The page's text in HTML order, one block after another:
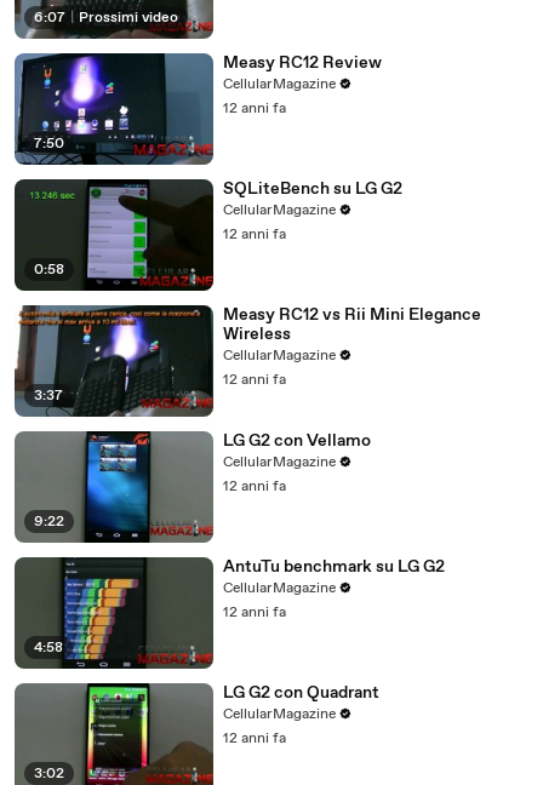
6:07 Prossimi video
7:50
Measy RC12 Review
CellularMagazine
12 anni fa
0:58
SQLiteBench su LG G2
CellularMagazine
12 anni fa
3:37
Measy RC12 vs Rii Mini Elegance
Wireless
CellularMagazine
12 anni fa
9:22
LG G2 con Vellamo
CellularMagazine
12 anni fa
4:58
AntuTu benchmark su LG G2
CellularMagazine
12 anni fa
3:02
LG G2 con Quadrant
CellularMagazine
12 anni fa